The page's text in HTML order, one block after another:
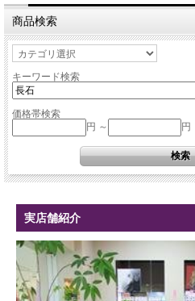
商品検索
キーワード検索
価格帯検索
円 ～
円
実店舗紹介